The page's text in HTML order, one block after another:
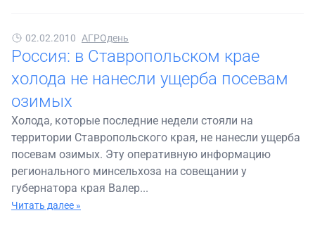
02.02.2010 АГРОдень
Россия: в Ставропольском крае
холода не нанесли ущерба посевам
озимых
Холода, которые последние недели стояли на
территории Ставропольского края, не нанесли ущерба
посевам озимых. Эту оперативную информацию
регионального минсельхоза на совещании у
губернатора края Валер...
Читать далее »